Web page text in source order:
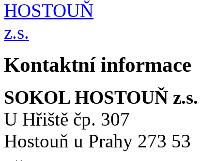
Kontaktní informace
SOKOL HOSTOUŇ z.s.
U Hřiště čp. 307
Hostouň u Prahy 273 53